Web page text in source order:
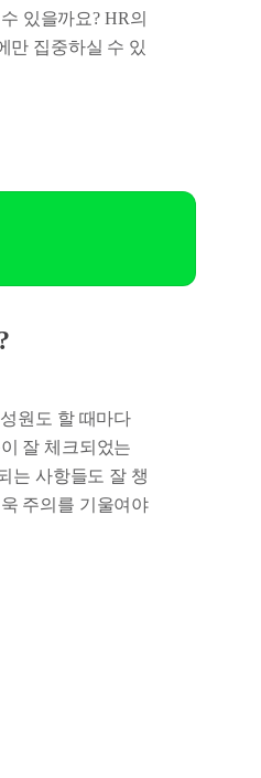
있을까요? HR의
만 집중하실 수 있
원도 할 때마다
잘 체크되었는
는 사항들도 잘 챙
주의를 기울여야